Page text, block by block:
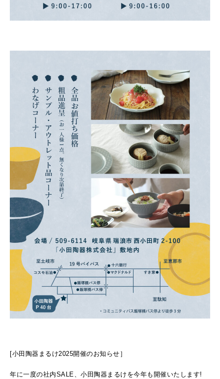
[小田陶器まるけ2025開催のお知らせ］
年に一度の社内SALE、小田陶器まるけを今年も開催いたします!